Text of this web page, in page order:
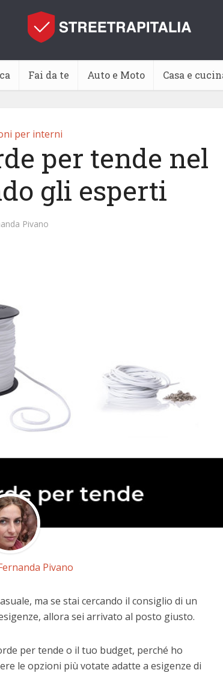
Fai da te Auto e Moto Casa e
per interni
per tende nel
gli esperti
Pivano
Pivano
ma se stai cercando il consiglio di un
allora sei arrivato al posto giusto.
per tende o il tuo budget, perché ho
le opzioni più votate adatte a esigenze di